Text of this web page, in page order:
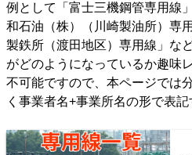
例として「富士三機鋼管専用線
和石油（株）（川崎製油所）専
製鉄所（渡田地区）専用線」な
がどのようになっているか趣味
不可能ですので、本ページでは
く事業者名+事業所名の形で表記